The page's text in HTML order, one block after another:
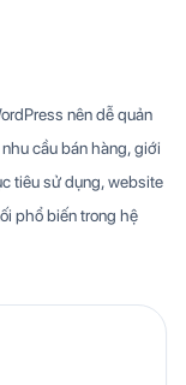
nên dễ quản
cầu bán hàng, giới
tiêu sử dụng, website
phổ biến trong hệ